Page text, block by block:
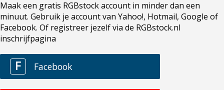
Maak een gratis RGBstock account in minder dan een
minuut. Gebruik je account van Yahoo!, Hotmail, Google of
Facebook. Of registreer jezelf via de RGBstock.nl
inschrijfpagina
F Facebook